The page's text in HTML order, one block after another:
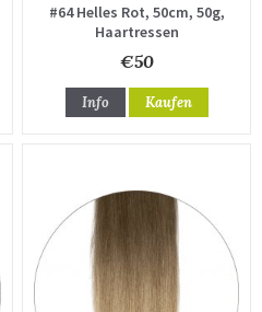
#64 Helles Rot, 50cm, 50g,
Haartressen
€50
Info Kaufen